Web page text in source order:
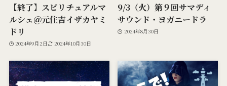
【終了】スピリチュアルマ
ルシェ＠元住吉イザカヤミ
ドリ
2024年9月2日 2024年10月30日
9/3（火）第９回サマディ
サウンド・ヨガニードラ
2024年8月30日